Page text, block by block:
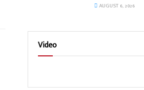
AUGUST 6, 2026
Video